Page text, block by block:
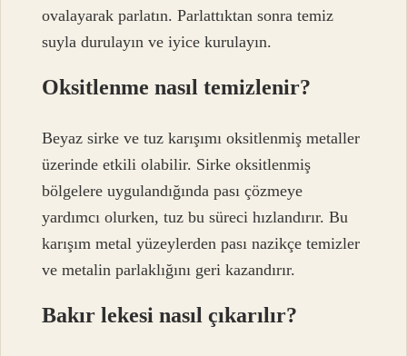
ovalayarak parlatın. Parlattıktan sonra temiz
suyla durulayın ve iyice kurulayın.
Oksitlenme nasıl temizlenir?
Beyaz sirke ve tuz karışımı oksitlenmiş metaller
üzerinde etkili olabilir. Sirke oksitlenmiş
bölgelere uygulandığında pası çözmeye
yardımcı olurken, tuz bu süreci hızlandırır. Bu
karışım metal yüzeylerden pası nazikçe temizler
ve metalin parlaklığını geri kazandırır.
Bakır lekesi nasıl çıkarılır?